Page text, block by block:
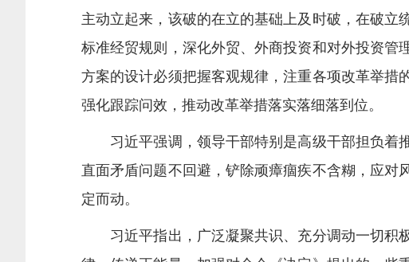
主动立起来，该破的在立的基础上及时破，在破
标准经贸规则，深化外贸、外商投资和对外投资
方案的设计必须把握客观规律，注重各项改革举措
强化跟踪问效，推动改革举措落实落细落到位。
习近平强调，领导干部特别是高级干部担负着推
直面矛盾问题不回避，铲除顽瘴痼疾不含糊，应
定而动。
习近平指出，广泛凝聚共识、充分调动一切积